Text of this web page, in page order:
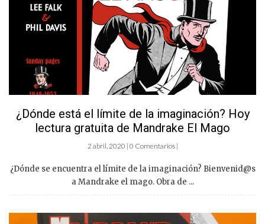
¿Dónde está el límite de la imaginación? Hoy
lectura gratuita de Mandrake El Mago
2 abril, 2020 | 0 Comentarios |
¿Dónde se encuentra el límite de la imaginación? Bienvenid@s
a Mandrake el mago. Obra de ...